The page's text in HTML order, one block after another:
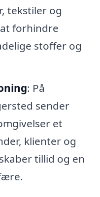
tekstiler og
forhindre
stoffer og
: På
sender
et
klienter og
tillid og en